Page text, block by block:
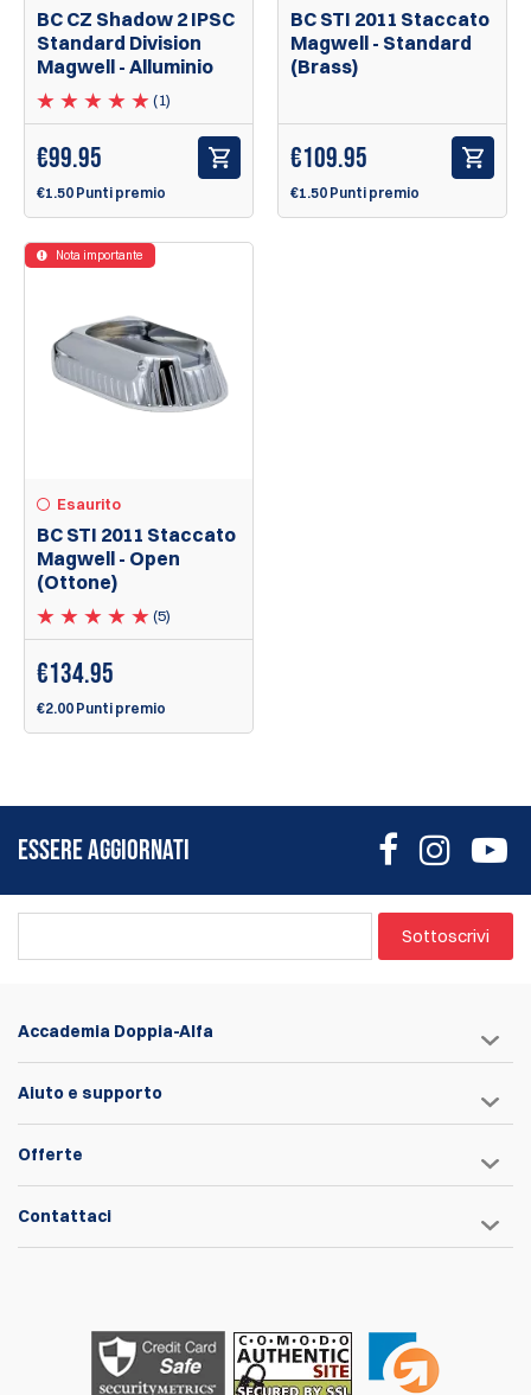
BC CZ Shadow 2 IPSC
Standard Division
Magwell - Alluminio
(1)
€99.95
€1.50 Punti premio
BC STI 2011 Staccato
Magwell - Standard
(Brass)
€109.95
€1.50 Punti premio
Esaurito
BC STI 2011 Staccato
Magwell - Open
(Ottone)
(5)
Nota importante
€134.95
€2.00 Punti premio
ESSERE AGGIORNATI
Sottoscrivi
Accademia Doppia-Alfa
Aiuto e supporto
Offerte
Contattaci